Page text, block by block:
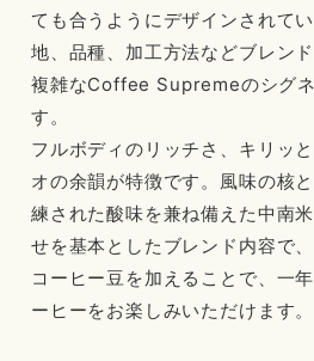
ても合うようにデザインされて
地、品種、加工方法などブレン
複雑なCoffee Supremeのシグ
す。
フルボディのリッチさ、キリッ
オの余韻が特徴です。風味の核
練された酸味を兼ね備えた中南
せを基本としたブレンド内容で
コーヒー豆を加えることで、一
ーヒーをお楽しみいただけます。